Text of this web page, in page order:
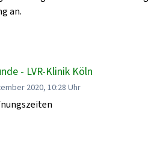
an.
- LVR-Klinik Köln
2020, 10:28 Uhr